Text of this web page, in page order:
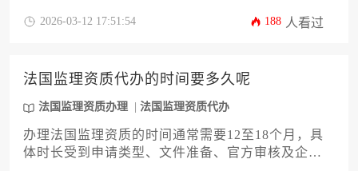
长或缩短。
2026-03-12 17:51:54 188 人看过
法国监理资质代办的时间要多久呢
法国监理资质办理 法国监理资质代办
办理法国监理资质的时间通常需要12至18个月，具
体时长受到申请类型、文件准备、官方审核及企业